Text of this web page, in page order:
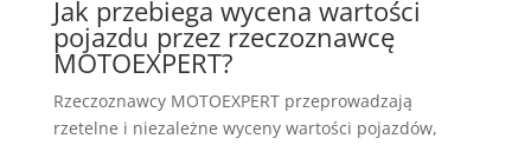
Jak przebiega wycena wartości
pojazdu przez rzeczoznawcę
MOTOEXPERT?
Rzeczoznawcy MOTOEXPERT przeprowadzają
rzetelne i niezależne wyceny wartości pojazdów,